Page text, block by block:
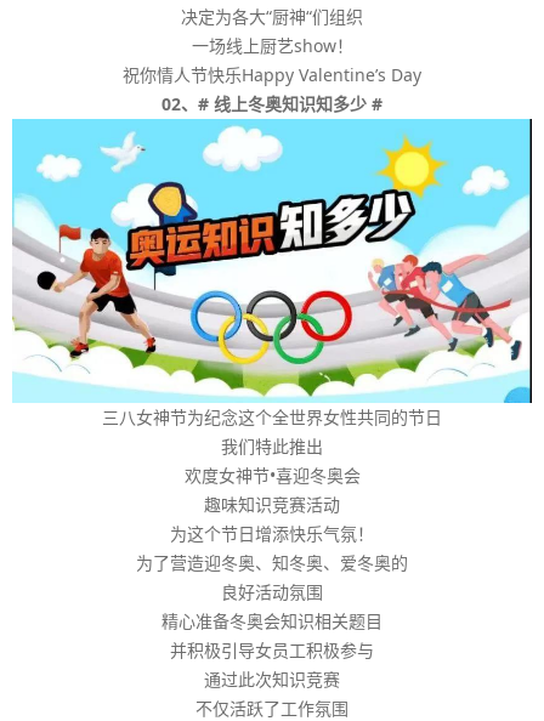
决定为各大“厨神“们组织
一场线上厨艺show！
祝你情人节快乐Happy Valentine’s Day
02、# 线上冬奥知识知多少 #
三八女神节为纪念这个全世界女性共同的节日
我们特此推出
欢度女神节•喜迎冬奥会
趣味知识竞赛活动
为这个节日增添快乐气氛！
为了营造迎冬奥、知冬奥、爱冬奥的
良好活动氛围
精心准备冬奥会知识相关题目
并积极引导女员工积极参与
通过此次知识竞赛
不仅活跃了工作氛围